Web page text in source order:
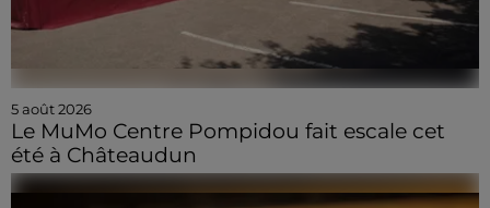
5 août 2026
Le MuMo Centre Pompidou fait escale cet
été à Châteaudun